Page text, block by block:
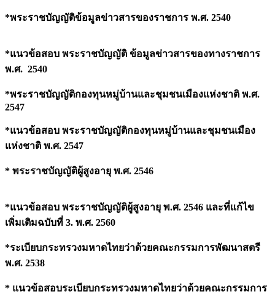
BC-
*พระราชบัญญัติข้อมูลข่าวสารของราชการ พ.ศ. 2540
*แนวข้อสอบ พระราชบัญญัติ ข้อมูลข่าวสารของทางราชการ
พ.ศ. 2540
*พระราชบัญญัติกองทุนหมู่บ้านและชุมชนเมืองแห่งชาติ พ.ศ.
2547
*แนวข้อสอบ พระราชบัญญัติกองทุนหมู่บ้านและชุมชนเมือง
แห่งชาติ พ.ศ. 2547
* พระราชบัญญัติผู้สูงอายุ พ.ศ. 2546
*แนวข้อสอบ พระราชบัญญัติผู้สูงอายุ พ.ศ. 2546 และที่แก้ไข
เพิ่มเติมฉบับที่ 3. พ.ศ. 2560
*ระเบียบกระทรวงมหาดไทยว่าด้วยคณะกรรมการพัฒนาสตรี
พ.ศ. 2538
* แนวข้อสอบระเบียบกระทรวงมหาดไทยว่าด้วยคณะกรรมการ